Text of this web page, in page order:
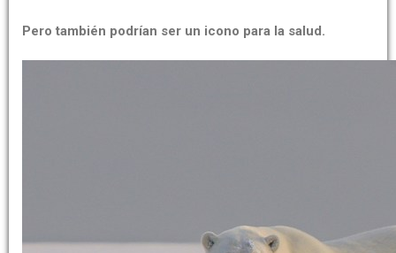
Pero también podrían ser un icono para la salud.